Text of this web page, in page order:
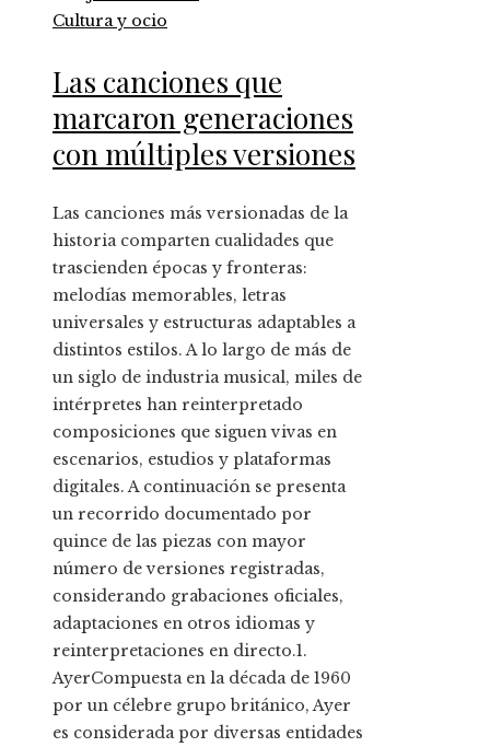
Cultura y ocio
Las canciones que
marcaron generaciones
con múltiples versiones
Las canciones más versionadas de la
historia comparten cualidades que
trascienden épocas y fronteras:
melodías memorables, letras
universales y estructuras adaptables a
distintos estilos. A lo largo de más de
un siglo de industria musical, miles de
intérpretes han reinterpretado
composiciones que siguen vivas en
escenarios, estudios y plataformas
digitales. A continuación se presenta
un recorrido documentado por
quince de las piezas con mayor
número de versiones registradas,
considerando grabaciones oficiales,
adaptaciones en otros idiomas y
reinterpretaciones en directo.1.
AyerCompuesta en la década de 1960
por un célebre grupo británico, Ayer
es considerada por diversas entidades